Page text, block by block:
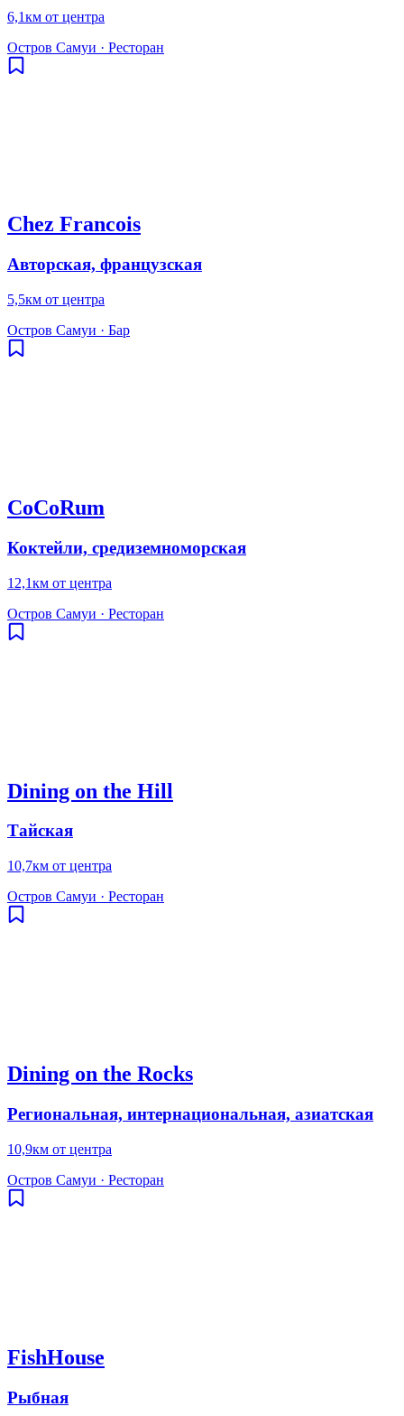
6,1км от центра
Остров Самуи · Ресторан
Chez Francois
Авторская, французская
5,5км от центра
Остров Самуи · Бар
CoCoRum
Коктейли, средиземноморская
12,1км от центра
Остров Самуи · Ресторан
Dining on the Hill
Тайская
10,7км от центра
Остров Самуи · Ресторан
Dining on the Rocks
Региональная, интернациональная, азиатская
10,9км от центра
Остров Самуи · Ресторан
FishHouse
Рыбная